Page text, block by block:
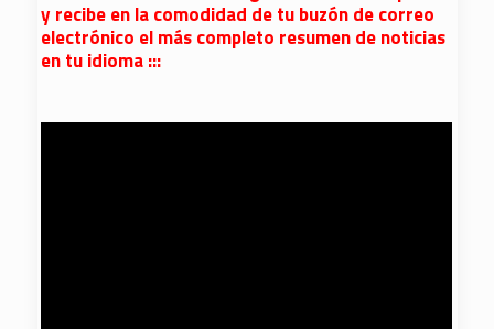
y recibe en la comodidad de tu buzón de correo
electrónico el más completo resumen de noticias
en tu idioma :::